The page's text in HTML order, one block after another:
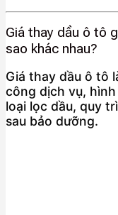
Giá thay dầu ô tô
sao khác nhau?
Giá thay dầu ô tô
công dịch vụ,
loại lọc dầu, quy
sau bảo dưỡng.